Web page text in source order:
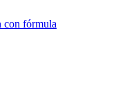
con fórmula